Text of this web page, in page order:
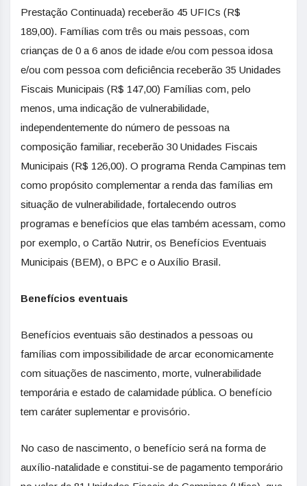
Prestação Continuada) receberão 45 UFICs (R$
189,00). Famílias com três ou mais pessoas, com
crianças de 0 a 6 anos de idade e/ou com pessoa idosa
e/ou com pessoa com deficiência receberão 35 Unidades
Fiscais Municipais (R$ 147,00) Famílias com, pelo
menos, uma indicação de vulnerabilidade,
independentemente do número de pessoas na
composição familiar, receberão 30 Unidades Fiscais
Municipais (R$ 126,00). O programa Renda Campinas tem
como propósito complementar a renda das famílias em
situação de vulnerabilidade, fortalecendo outros
programas e benefícios que elas também acessam, como
por exemplo, o Cartão Nutrir, os Benefícios Eventuais
Municipais (BEM), o BPC e o Auxílio Brasil.
Benefícios eventuais
Benefícios eventuais são destinados a pessoas ou
famílias com impossibilidade de arcar economicamente
com situações de nascimento, morte, vulnerabilidade
temporária e estado de calamidade pública. O benefício
tem caráter suplementar e provisório.
No caso de nascimento, o benefício será na forma de
auxílio-natalidade e constitui-se de pagamento temporário